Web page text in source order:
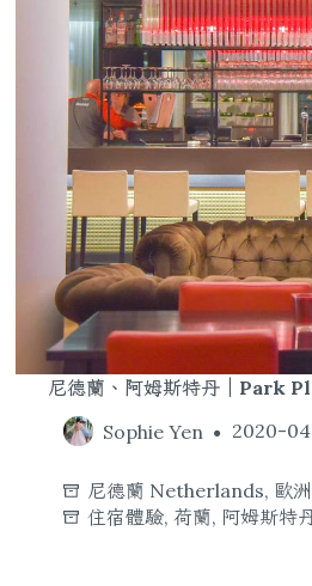
尼德蘭、阿姆斯特丹｜Park
Sophie Yen
2020-
尼德蘭 Netherlands, 歐
住宿體驗, 荷蘭, 阿姆斯特